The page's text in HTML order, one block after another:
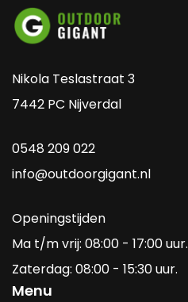
Nikola Teslastraat 3
7442 PC Nijverdal
0548 209 022
info@outdoorgigant.nl
Openingstijden
Ma t/m vrij: 08:00 - 17:00 uur.
Zaterdag: 08:00 - 15:30 uur.
Menu